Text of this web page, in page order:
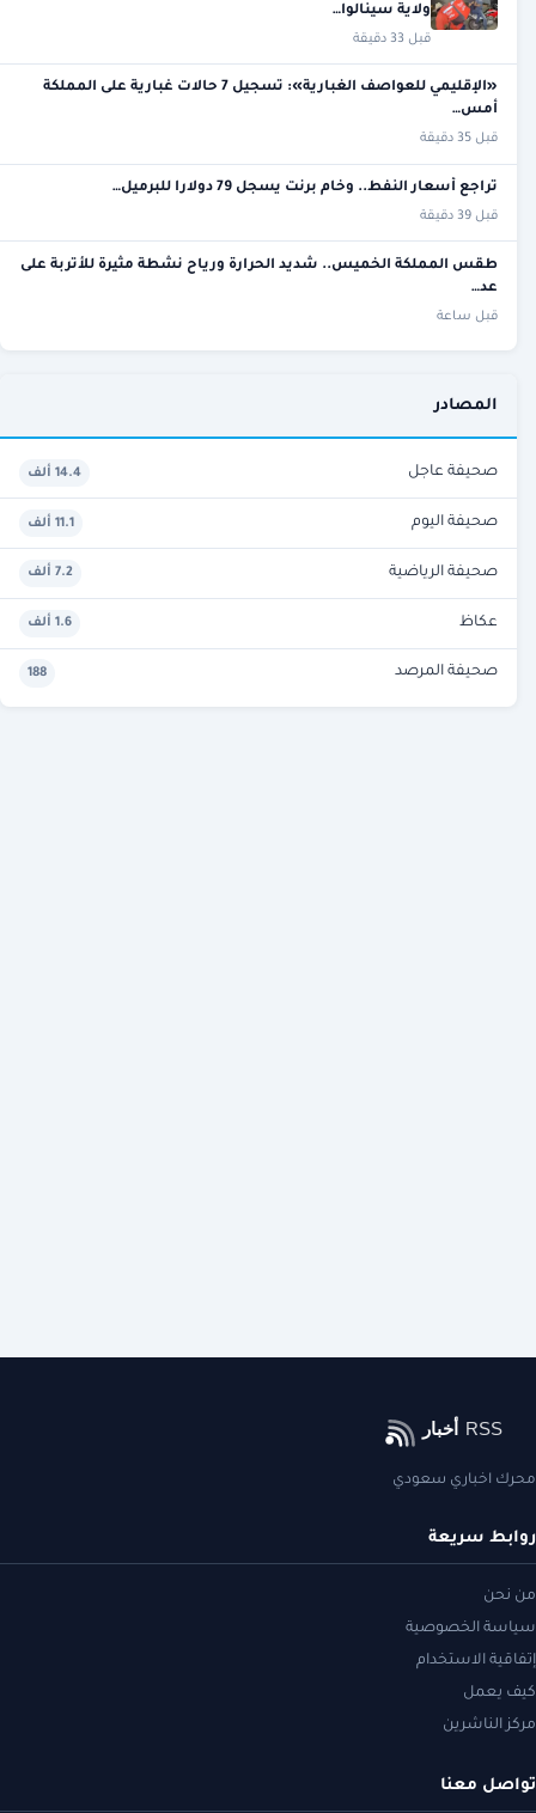
ولاية سينالوا…
قبل 33 دقيقة
«الإقليمي للعواصف الغبارية»: تسجيل 7 حالات غبارية على المملكة
أمس…
قبل 35 دقيقة
تراجع أسعار النفط.. وخام برنت يسجل 79 دولارا للبرميل…
قبل 39 دقيقة
طقس المملكة الخميس.. شديد الحرارة ورياح نشطة مثيرة للأتربة على
عد…
قبل ساعة
المصادر
صحيفة عاجل 14.4 ألف
صحيفة اليوم 11.1 ألف
صحيفة الرياضية 7.2 ألف
عكاظ 1.6 ألف
صحيفة المرصد 188
محرك اخباري سعودي
روابط سريعة
من نحن
سياسة الخصوصية
إتفاقية الاستخدام
كيف يعمل
مركز الناشرين
تواصل معنا